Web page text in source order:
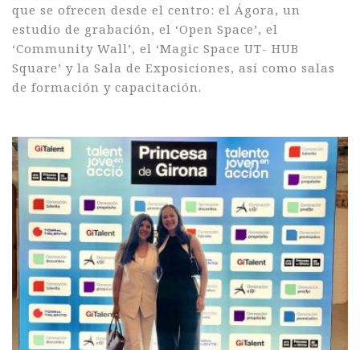
que se ofrecen desde el centro: el Ágora, un
estudio de grabación, el ‘Open Space’, el
‘Community Wall’, el ‘Magic Space UT- HUB
Square’ y la Sala de Exposiciones, así como salas
de formación y capacitación.